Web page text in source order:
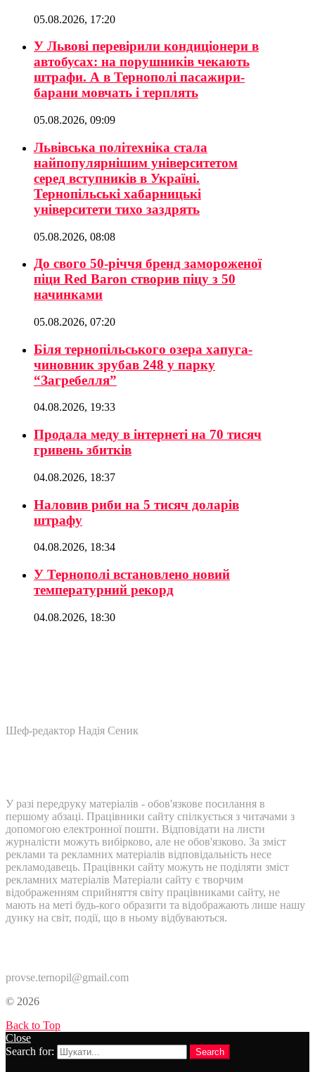
05.08.2026, 17:20
У Львові перевірили кондиціонери в
автобусах: на порушників чекають
штрафи. А в Тернополі пасажири-
барани мовчать і терплять
05.08.2026, 09:09
Львівська політехніка стала
найпопулярнішим університетом
серед вступників в Україні.
Тернопільські хабарницькі
університети тихо заздрять
05.08.2026, 08:08
До свого 50-річчя бренд замороженої
піци Red Baron створив піцу з 50
начинками
05.08.2026, 07:20
Біля тернопільського озера хапуга-
чиновник зрубав 248 у парку
“Загребелля”
04.08.2026, 19:33
Продала меду в інтернеті на 70 тисяч
гривень збитків
04.08.2026, 18:37
Наловив риби на 5 тисяч доларів
штрафу
04.08.2026, 18:34
У Тернополі встановлено новий
температурний рекорд
04.08.2026, 18:30
Шеф-редактор Надія Сеник
У разі передруку матеріалів - обов'язкове посилання в
першому абзаці. Працівники сайту спілкується з читачами з
допомогою електронної пошти. Відповідати на листи
журналісти можуть вибірково, але не обов'язково. За зміст
реклами та рекламних матеріалів відповідальність несе
рекламодавець. Працівнки сайту можуть не поділяти зміст
рекламних матеріалів Матеріали сайту є творчим
відображенням сприйняття світу працівниками сайту, не
мають на меті будь-кого образити та відображають лише нашу
дуику на світ, події, що в ньому відбуваються.
provse.ternopil@gmail.com
© 2026
Back to Top
Close
Search for:
Search